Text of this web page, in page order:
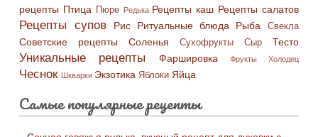
рецепты Птица Пюре Редька Рецепты каш Рецепты салатов
Рецепты супов Рис Ритуальные блюда Рыба Свекла
Советские рецепты Соленья Сухофрукты Сыр Тесто
Уникальные рецепты Фаршировка Фрукты Холодец
Чеснок Шкварки Экзотика Яблоки Яйца
Самые популярные рецепты